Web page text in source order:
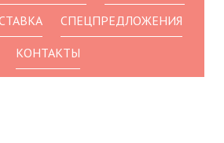
СПЕЦПРЕДЛОЖЕНИЯ
КОНТАКТЫ